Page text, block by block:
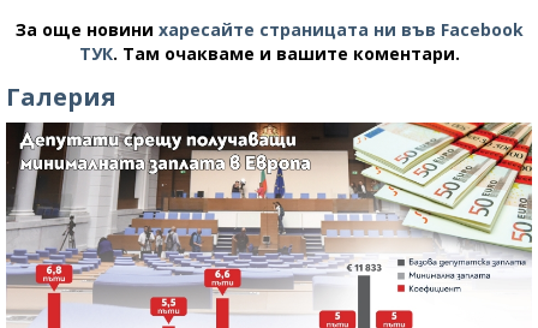
За още новини харесайте страницата ни във Facebook
ТУК. Там очакваме и вашите коментари.
Галерия